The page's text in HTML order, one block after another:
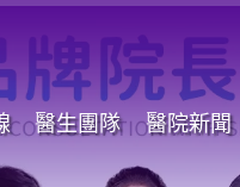
醫生團隊 醫院新聞